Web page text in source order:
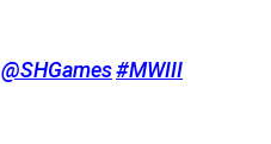
@SHGames#MWIII